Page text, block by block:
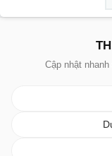
Cập nhật